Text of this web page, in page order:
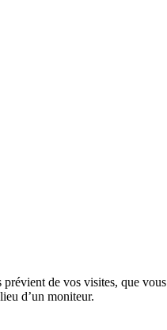
prévient de vos visites, que vous
d’un moniteur.